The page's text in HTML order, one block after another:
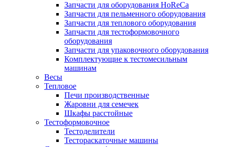
Запчасти для оборудования HoReCa
Запчасти для пельменного оборудования
Запчасти для теплового оборудования
Запчасти для тестоформовочного
оборудования
Запчасти для упаковочного оборудования
Комплектующие к тестомесильным
машинам
Весы
Тепловое
Печи производственные
Жаровни для семечек
Шкафы расстойные
Тестоформовочное
Тестоделители
Тестораскаточные машины